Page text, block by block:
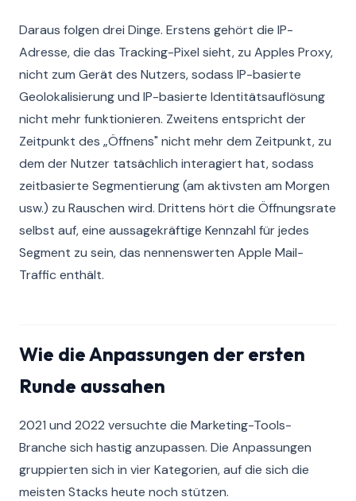
Daraus folgen drei Dinge. Erstens gehört die IP-
Adresse, die das Tracking-Pixel sieht, zu Apples Proxy,
nicht zum Gerät des Nutzers, sodass IP-basierte
Geolokalisierung und IP-basierte Identitätsauflösung
nicht mehr funktionieren. Zweitens entspricht der
Zeitpunkt des „Öffnens" nicht mehr dem Zeitpunkt, zu
dem der Nutzer tatsächlich interagiert hat, sodass
zeitbasierte Segmentierung (am aktivsten am Morgen
usw.) zu Rauschen wird. Drittens hört die Öffnungsrate
selbst auf, eine aussagekräftige Kennzahl für jedes
Segment zu sein, das nennenswerten Apple Mail-
Traffic enthält.
Wie die Anpassungen der ersten
Runde aussahen
2021 und 2022 versuchte die Marketing-Tools-
Branche sich hastig anzupassen. Die Anpassungen
gruppierten sich in vier Kategorien, auf die sich die
meisten Stacks heute noch stützen.